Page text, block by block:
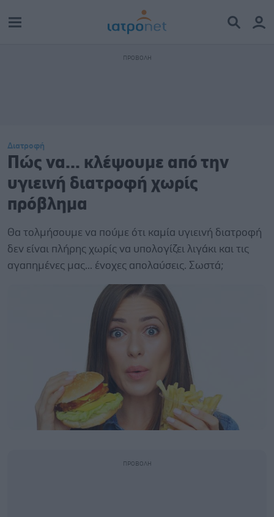
Διατροφή
Πώς να... κλέψουμε από την
υγιεινή διατροφή χωρίς
πρόβλημα
Θα τολμήσουμε να πούμε ότι καμία υγιεινή διατροφή
δεν είναι πλήρης χωρίς να υπολογίζει λιγάκι και τις
αγαπημένες μας... ένοχες απολαύσεις. Σωστά;